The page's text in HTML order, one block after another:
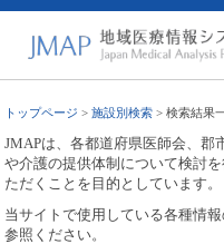
トップページ >施設別検索 > 検索結果
JMAPは、各都道府県医師会、郡
や介護の提供体制について検討
ただくことを目的としています。
当サイトで使用している各種情
参照ください。